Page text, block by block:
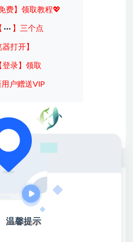
费】领取教程💖
】三个点
打开】
【登录】领取
户赠送VIP
链接
资源站，主要面向互联网创业
物超所值。
温馨提示